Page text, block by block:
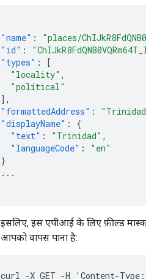
"name" : "places/
"id" :
"types" :
[
"locality" ,
"political"
],
"formattedAddress" :
"displayName" :
{
"text" : "Trinidad" ,
"languageCode" :
"en"
}
...
इसलिए, इस एपीआई के लिए फ़ील्ड
आपको वापस पाना है:
curl -X GET -H 'Content-